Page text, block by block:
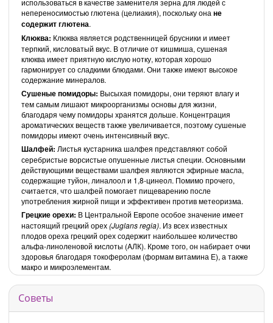
непереносимостью глютена (целиакия), поскольку она не
содержит глютена.
Клюква: Клюква является родственницей брусники и имеет
терпкий, кисловатый вкус. В отличие от кишмиша, сушеная
клюква имеет приятную кислую нотку, которая хорошо
гармонирует со сладкими блюдами. Они также имеют высокое
содержание минералов.
Сушеные помидоры: Высыхая помидоры, они теряют влагу и
тем самым лишают микроорганизмы основы для жизни,
благодаря чему помидоры хранятся дольше. Концентрация
ароматических веществ также увеличивается, поэтому сушеные
помидоры имеют очень интенсивный вкус.
Шалфей: Листья кустарника шалфея представляют собой
серебристые ворсистые опушенные листья специи. Основными
действующими веществами шалфея являются эфирные масла,
содержащие туйон, линалоол и 1,8-цинеол. Помимо прочего,
считается, что шалфей помогает пищеварению после
употребления жирной пищи и эффективен против метеоризма.
Грецкие орехи: В Центральной Европе особое значение имеет
настоящий грецкий орех(Juglans regia). Из всех известных
плодов ореха грецкий орех содержит наибольшее количество
альфа-линоленовой кислоты (AЛК). Кроме того, он набирает очки
здоровья благодаря токоферолам (формам витамина Е), а также
макро и микроэлементам.
Советы